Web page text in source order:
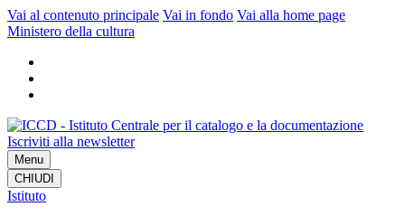
Vai al contenuto principale Vai in fondo Vai alla home page
Ministero della cultura
Iscriviti alla newsletter
Menu
CHIUDI
Istituto